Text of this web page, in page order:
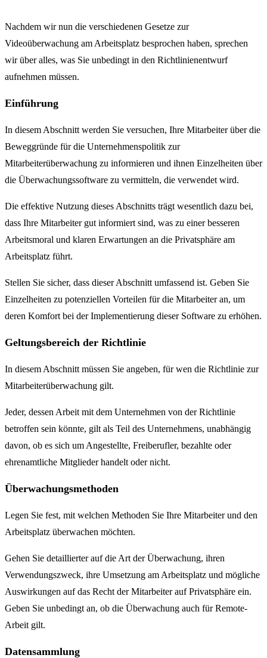
Nachdem wir nun die verschiedenen Gesetze zur
Videoüberwachung am Arbeitsplatz besprochen haben, sprechen
wir über alles, was Sie unbedingt in den Richtlinienentwurf
aufnehmen müssen.
Einführung
In diesem Abschnitt werden Sie versuchen, Ihre Mitarbeiter über die
Beweggründe für die Unternehmenspolitik zur
Mitarbeiterüberwachung zu informieren und ihnen Einzelheiten über
die Überwachungssoftware zu vermitteln, die verwendet wird.
Die effektive Nutzung dieses Abschnitts trägt wesentlich dazu bei,
dass Ihre Mitarbeiter gut informiert sind, was zu einer besseren
Arbeitsmoral und klaren Erwartungen an die Privatsphäre am
Arbeitsplatz führt.
Stellen Sie sicher, dass dieser Abschnitt umfassend ist. Geben Sie
Einzelheiten zu potenziellen Vorteilen für die Mitarbeiter an, um
deren Komfort bei der Implementierung dieser Software zu erhöhen.
Geltungsbereich der Richtlinie
In diesem Abschnitt müssen Sie angeben, für wen die Richtlinie zur
Mitarbeiterüberwachung gilt.
Jeder, dessen Arbeit mit dem Unternehmen von der Richtlinie
betroffen sein könnte, gilt als Teil des Unternehmens, unabhängig
davon, ob es sich um Angestellte, Freiberufler, bezahlte oder
ehrenamtliche Mitglieder handelt oder nicht.
Überwachungsmethoden
Legen Sie fest, mit welchen Methoden Sie Ihre Mitarbeiter und den
Arbeitsplatz überwachen möchten.
Gehen Sie detaillierter auf die Art der Überwachung, ihren
Verwendungszweck, ihre Umsetzung am Arbeitsplatz und mögliche
Auswirkungen auf das Recht der Mitarbeiter auf Privatsphäre ein.
Geben Sie unbedingt an, ob die Überwachung auch für Remote-
Arbeit gilt.
Datensammlung